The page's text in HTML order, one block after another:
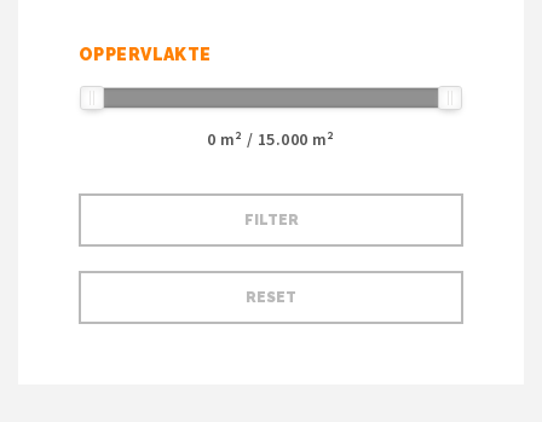
OPPERVLAKTE
0 m² / 15.000 m²